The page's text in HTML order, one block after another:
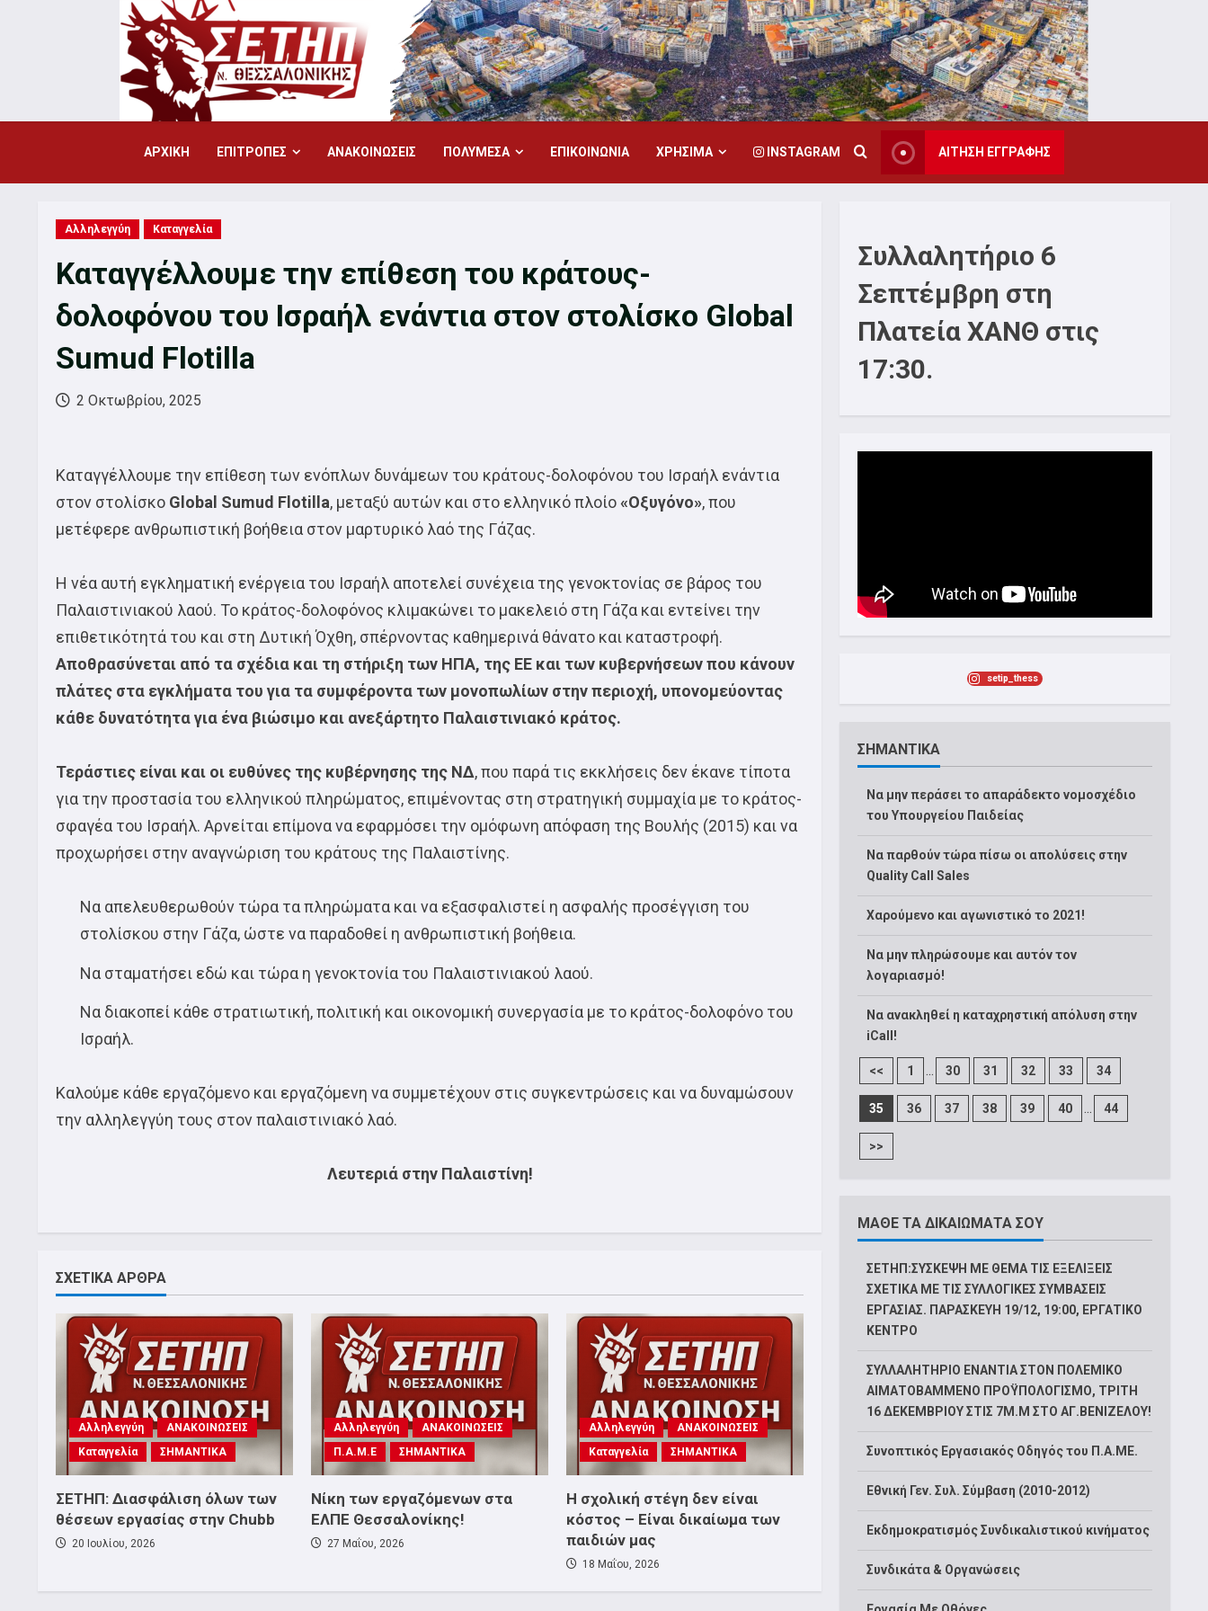
ΑΡΧΙΚΗ ΕΠΙΤΡΟΠΕΣ ΑΝΑΚΟΙΝΩΣΕΙΣ ΠΟΛΥΜΕΣΑ ΕΠΙΚΟΙΝΩΝΙΑ ΧΡΗΣΙΜΑ INSTAGRAM ΑΙΤΗΣΗ ΕΓΓΡΑΦΗΣ
Αλληλεγγύη Καταγγελία
Καταγγέλλουμε την επίθεση του κράτους-
δολοφόνου του Ισραήλ ενάντια στον στολίσκο Global
Sumud Flotilla
2 Οκτωβρίου, 2025
Καταγγέλλουμε την επίθεση των ενόπλων δυνάμεων του κράτους-δολοφόνου του Ισραήλ ενάντια
στον στολίσκο Global Sumud Flotilla, μεταξύ αυτών και στο ελληνικό πλοίο«Οξυγόνο», που
μετέφερε ανθρωπιστική βοήθεια στον μαρτυρικό λαό της Γάζας.
Η νέα αυτή εγκληματική ενέργεια του Ισραήλ αποτελεί συνέχεια της γενοκτονίας σε βάρος του
Παλαιστινιακού λαού. Το κράτος-δολοφόνος κλιμακώνει το μακελειό στη Γάζα και εντείνει την
επιθετικότητά του και στη Δυτική Όχθη, σπέρνοντας καθημερινά θάνατο και καταστροφή.
Αποθρασύνεται από τα σχέδια και τη στήριξη των ΗΠΑ, της ΕΕ και των κυβερνήσεων που κάνουν
πλάτες στα εγκλήματα του για τα συμφέροντα των μονοπωλίων στην περιοχή, υπονομεύοντας
κάθε δυνατότητα για ένα βιώσιμο και ανεξάρτητο Παλαιστινιακό κράτος.
Τεράστιες είναι και οι ευθύνες της κυβέρνησης της ΝΔ, που παρά τις εκκλήσεις δεν έκανε τίποτα
για την προστασία του ελληνικού πληρώματος, επιμένοντας στη στρατηγική συμμαχία με το κράτος-
σφαγέα του Ισραήλ. Αρνείται επίμονα να εφαρμόσει την ομόφωνη απόφαση της Βουλής (2015) και να
προχωρήσει στην αναγνώριση του κράτους της Παλαιστίνης.
Να απελευθερωθούν τώρα τα πληρώματα και να εξασφαλιστεί η ασφαλής προσέγγιση του
στολίσκου στην Γάζα, ώστε να παραδοθεί η ανθρωπιστική βοήθεια.
Να σταματήσει εδώ και τώρα η γενοκτονία του Παλαιστινιακού λαού.
Να διακοπεί κάθε στρατιωτική, πολιτική και οικονομική συνεργασία με το κράτος-δολοφόνο του
Ισραήλ.
Καλούμε κάθε εργαζόμενο και εργαζόμενη να συμμετέχουν στις συγκεντρώσεις και να δυναμώσουν
την αλληλεγγύη τους στον παλαιστινιακό λαό.
Λευτεριά στην Παλαιστίνη!
ΣΧΕΤΙΚΑ ΑΡΘΡΑ
Αλληλεγγύη
ΑΝΑΚΟΙΝΩΣΕΙΣ
Καταγγελία
ΣΗΜΑΝΤΙΚΑ
ΣΕΤΗΠ: Διασφάλιση όλων των
θέσεων εργασίας στην Chubb
20 Ιουλίου, 2026
Αλληλεγγύη
ΑΝΑΚΟΙΝΩΣΕΙΣ
Π.Α.Μ.Ε
ΣΗΜΑΝΤΙΚΑ
Νίκη των εργαζόμενων στα
ΕΛΠΕ Θεσσαλονίκης!
27 Μαΐου, 2026
Αλληλεγγύη
ΑΝΑΚΟΙΝΩΣΕΙΣ
Καταγγελία
ΣΗΜΑΝΤΙΚΑ
Η σχολική στέγη δεν είναι
κόστος – Είναι δικαίωμα των
παιδιών μας
18 Μαΐου, 2026
Συλλαλητήριο 6
Σεπτέμβρη στη
Πλατεία ΧΑΝΘ στις
17:30.
setip_thess
ΣΗΜΑΝΤΙΚΑ
Να μην περάσει το απαράδεκτο νομοσχέδιο
του Υπουργείου Παιδείας
Να παρθούν τώρα πίσω οι απολύσεις στην
Quality Call Sales
Χαρούμενο και αγωνιστικό το 2021!
Να μην πληρώσουμε και αυτόν τον
λογαριασμό!
Να ανακληθεί η καταχρηστική απόλυση στην
iCall!
<< 1 30 31 32 33 34
35 36 37 38 39 40 44
>>
ΜΑΘΕ ΤΑ ΔΙΚΑΙΩΜΑΤΑ ΣΟΥ
ΣΕΤΗΠ:ΣΥΣΚΕΨΗ ΜΕ ΘΕΜΑ ΤΙΣ ΕΞΕΛΙΞΕΙΣ
ΣΧΕΤΙΚΑ ΜΕ ΤΙΣ ΣΥΛΛΟΓΙΚΕΣ ΣΥΜΒΑΣΕΙΣ
ΕΡΓΑΣΙΑΣ. ΠΑΡΑΣΚΕΥΗ 19/12, 19:00, ΕΡΓΑΤΙΚΟ
ΚΕΝΤΡΟ
ΣΥΛΛΑΛΗΤΗΡΙΟ ΕΝΑΝΤΙΑ ΣΤΟΝ ΠΟΛΕΜΙΚΟ
ΑΙΜΑΤΟΒΑΜΜΕΝΟ ΠΡΟΫΠΟΛΟΓΙΣΜΟ, ΤΡΙΤΗ
16 ΔΕΚΕΜΒΡΙΟΥ ΣΤΙΣ 7Μ.Μ ΣΤΟ ΑΓ.ΒΕΝΙΖΕΛΟΥ!
Συνοπτικός Εργασιακός Οδηγός του Π.Α.ΜΕ.
Εθνική Γεν. Συλ. Σύμβαση (2010-2012)
Εκδημοκρατισμός Συνδικαλιστικού κινήματος
Συνδικάτα & Οργανώσεις